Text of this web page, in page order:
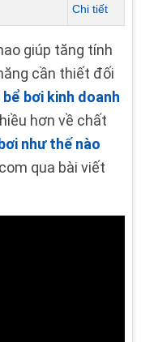
Chi tiết
giúp tăng tính
cần thiết đối
bể bơi kinh doanh
hơn về chất
như thế nào
qua bài viết